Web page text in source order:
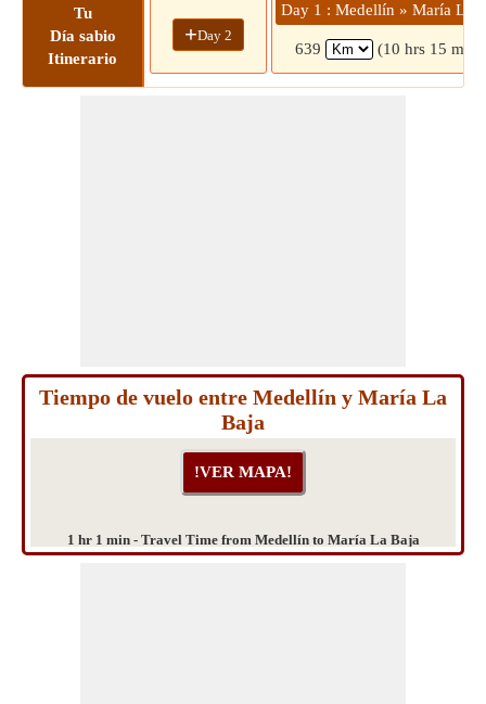
Tu
Día sabio
Itinerario
+Day 2
Day 1 : Medellín » María La
639 (10 hrs 15
Tiempo de vuelo entre Medellín y María La
Baja
1 hr 1 min - Travel Time from Medellín to María La Baja